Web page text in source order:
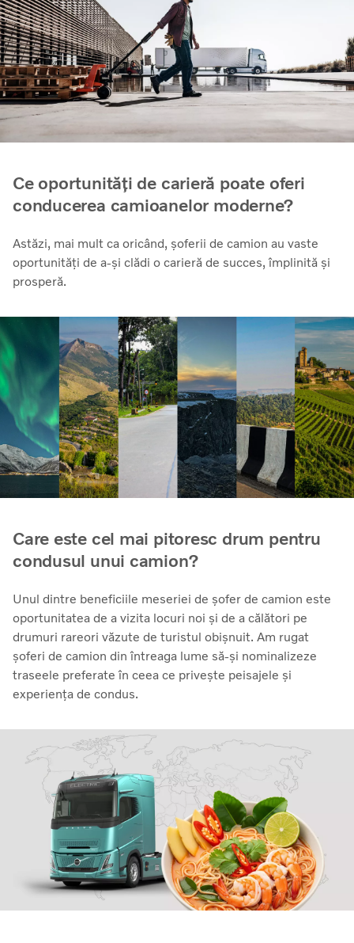
Ce oportunități de carieră poate oferi
conducerea camioanelor moderne?
Astăzi, mai mult ca oricând, șoferii de camion au vaste
oportunități de a-și clădi o carieră de succes, împlinită și
prosperă.
Care este cel mai pitoresc drum pentru
condusul unui camion?
Unul dintre beneficiile meseriei de șofer de camion este
oportunitatea de a vizita locuri noi și de a călători pe
drumuri rareori văzute de turistul obișnuit. Am rugat
șoferi de camion din întreaga lume să-și nominalizeze
traseele preferate în ceea ce privește peisajele și
experiența de condus.